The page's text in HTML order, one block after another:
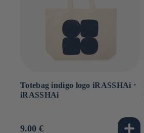
Totebag indigo logo iRASSHAi ⋅
iRASSHAi
Prix
9.00 €